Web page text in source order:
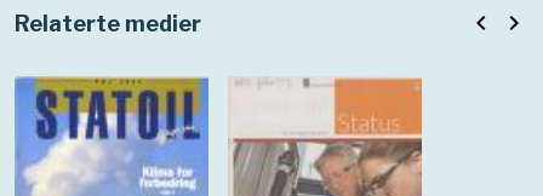
Relaterte medier navigate_before navigate_next